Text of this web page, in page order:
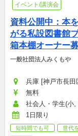
イベント/講演会
資料公開中：本
がる私設図書館
箱本棚オーナー
一般社団法人みくもや
兵庫 [神戸市長田
無料
社会人・学生(小
1日限り
短時間でも可 世代